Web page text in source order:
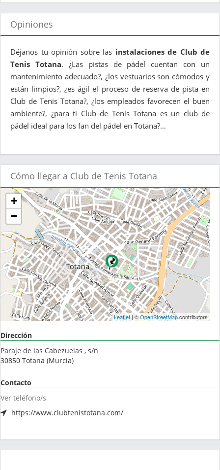
Opiniones
Déjanos tu opinión sobre las instalaciones de Club de
Tenis Totana. ¿Las pistas de pádel cuentan con un
mantenimiento adecuado?, ¿los vestuarios son cómodos y
están limpios?, ¿es ágil el proceso de reserva de pista en
Club de Tenis Totana?, ¿los empleados favorecen el buen
ambiente?, ¿para ti Club de Tenis Totana es un club de
pádel ideal para los fan del pádel en Totana?...
Cómo llegar a Club de Tenis Totana
+
−
Leaflet| ©OpenStreetMapcontributors
Dirección
Paraje de las Cabezuelas , s/n
30850 Totana (Murcia)
Contacto
Ver teléfono/s
https://www.clubtenistotana.com/